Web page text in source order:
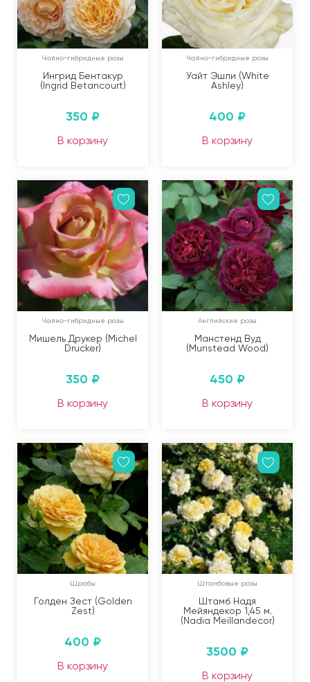
Чайно-гибридные розы
Ингрид Бентакур
(Ingrid Betancourt)
350 ₽
В корзину
Чайно-гибридные розы
Уайт Эшли (White
Ashley)
400 ₽
В корзину
Чайно-гибридные розы
Мишель Друкер (Michel
Drucker)
350 ₽
В корзину
Английские розы
Манстенд Вуд
(Munstead Wood)
450 ₽
В корзину
Шрабы
Голден Зест (Golden
Zest)
400 ₽
В корзину
Штамбовые розы
Штамб Надя
Мейяндекор 1,45 м.
(Nadia Meillandecor)
3500 ₽
В корзину